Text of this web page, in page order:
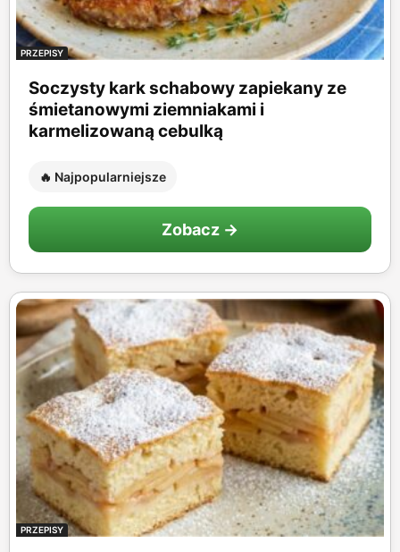
PRZEPISY
Soczysty kark schabowy zapiekany ze
śmietanowymi ziemniakami i
karmelizowaną cebulką
🔥 Najpopularniejsze
Zobacz →
PRZEPISY